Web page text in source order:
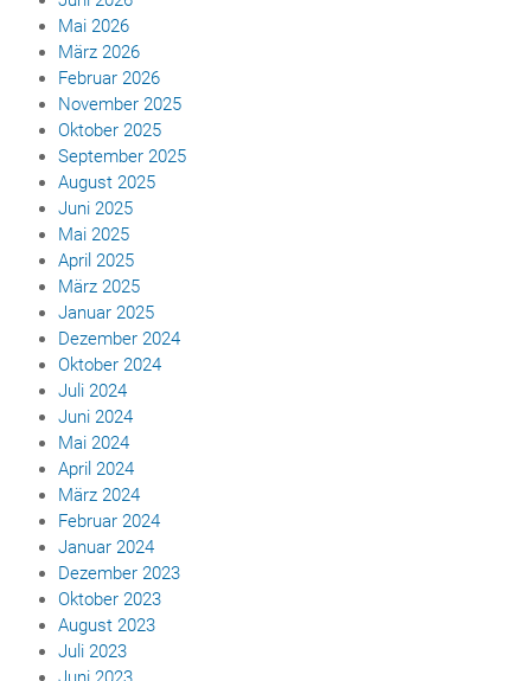
Mai 2026
März 2026
Februar 2026
November 2025
Oktober 2025
September 2025
August 2025
Juni 2025
Mai 2025
April 2025
März 2025
Januar 2025
Dezember 2024
Oktober 2024
Juli 2024
Juni 2024
Mai 2024
April 2024
März 2024
Februar 2024
Januar 2024
Dezember 2023
Oktober 2023
August 2023
Juli 2023